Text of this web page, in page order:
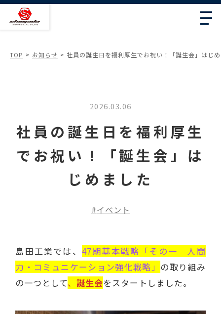
TOP お知らせ 社員の誕生日を福利厚生でお祝い！「誕生会」はじ
2026.03.06
社員の誕生日を福利厚生
でお祝い！「誕生会」は
じめました
イベント
島田工業では、 47期基本戦略「その一 人間
力・コミュニケーション強化戦略」 の取り組み
の一つとして、誕生会をスタートしました。